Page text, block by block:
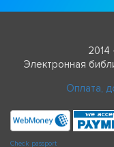
Электронная
Оплата,
Check passport